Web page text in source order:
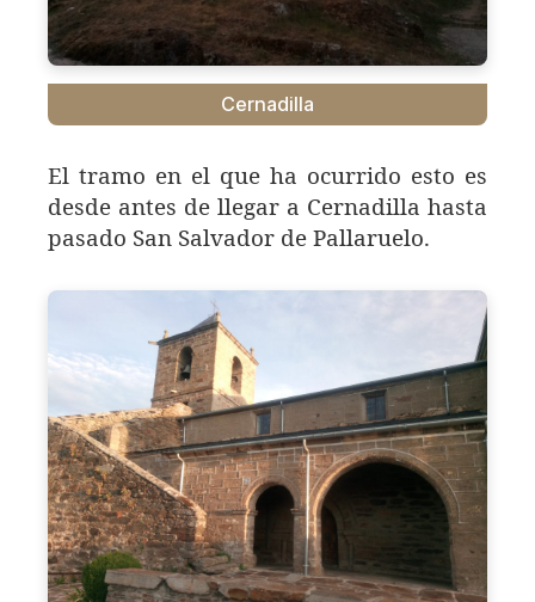
Cernadilla
El tramo en el que ha ocurrido esto es
desde antes de llegar a Cernadilla hasta
pasado San Salvador de Pallaruelo.